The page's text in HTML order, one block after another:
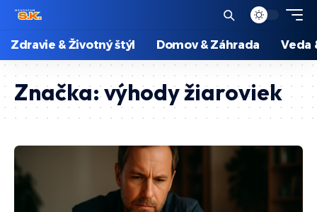
Zdravie & Životný štýl Domov & Záhrada Veda
Značka:výhody žiaroviek